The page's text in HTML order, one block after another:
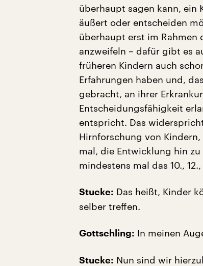
überhaupt sagen kann, ein
äußert oder entscheiden
überhaupt erst im Rahmen
anzweifeln – dafür gibt es
früheren Kindern auch
Erfahrungen haben und,
gebracht, an ihrer
Entscheidungsfähigkeit
entspricht. Das
Hirnforschung von
mal, die Entwicklung hin
mindestens mal das 10.,
Stucke: Das heißt, Kinder
selber treffen.
Gottschling: In meinen
Stucke: Nun sind wir